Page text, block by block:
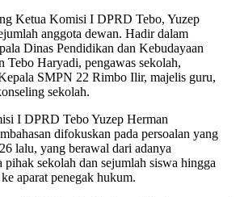
Ketua Komisi I DPRD Tebo, Yuzep
anggota dewan. Hadir dalam
Dinas Pendidikan dan Kebudayaan
Tebo Haryadi, pengawas sekolah,
SMPN 22 Rimbo Ilir, majelis guru,
sekolah.
I DPRD Tebo Yuzep Herman
difokuskan pada persoalan yang
lalu, yang berawal dari adanya
pihak sekolah dan sejumlah siswa hingga
aparat penegak hukum.